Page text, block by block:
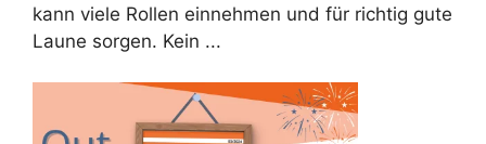
kann viele Rollen einnehmen und für richtig gute
Laune sorgen. Kein ...